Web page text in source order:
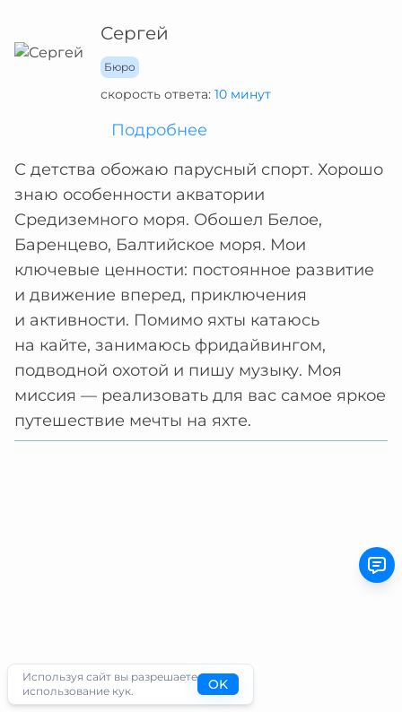
Сергей
Бюро
скорость ответа: 10 минут
Подробнее
С детства обожаю парусный спорт. Хорошо
знаю особенности акватории
Средиземного моря. Обошел Белое,
Баренцево, Балтийское моря. Мои
ключевые ценности: постоянное развитие
и движение вперед, приключения
и активности. Помимо яхты катаюсь
на кайте, занимаюсь фридайвингом,
подводной охотой и пишу музыку. Моя
миссия — реализовать для вас самое яркое
путешествие мечты на яхте.
Используя сайт вы разрешаете
использование кук.
OK